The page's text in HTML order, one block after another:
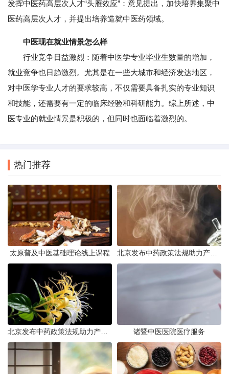
发挥中医药高层次人才“头雁效应”：意见提出，加快培养集聚中
医药高层次人才，并提出培养造就中医药领域。
中医现在就业情景怎么样
行业竞争日益激烈：随着中医学专业毕业生数量的增加，
就业竞争也日趋激烈。尤其是在一些大城市和经济发达地区，
对中医学专业人才的要求较高，不仅需要具备扎实的专业知识
和技能，还需要有一定的临床经验和科研能力。综上所述，中
医专业的就业情景是积极的，但同时也面临着激烈的。
热门推荐
太原普及中医基础理论线上课程
诸暨中医医院医疗服务